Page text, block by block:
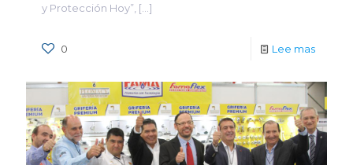
y Protección Hoy”, […]
0 Lee mas